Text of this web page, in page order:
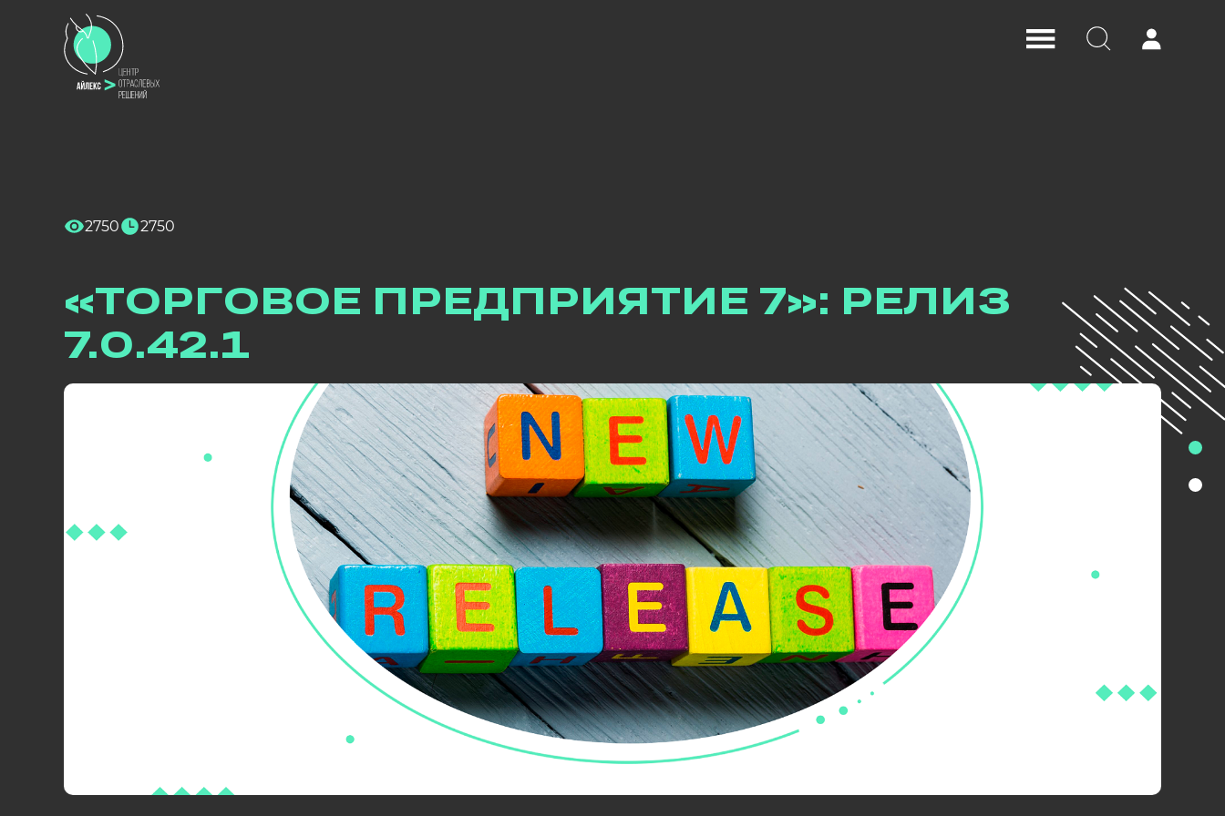
2750 2750
«ТОРГОВОЕ ПРЕДПРИЯТИЕ 7»: РЕЛИЗ
7.0.42.1
Дата выхода релиза
Новая функциональность, действующая пока активна подписка
Интеграция с маркетплейсом «OZON»
Отчет, демонстрирующий прибыльность работы с маркетплейсом как в целом, так и по отдельным товарам.
добавлены новые регистры, в которых учитываются прямые расходы при продаже товаров на OZON (комиссии из отчета
комиссионера), так и косвенные расходы на продажу, указанные в документе «OZON: Сервисные операции». Новый отчет
«Продажи через маркетплейс» позволит оценить доход от продажи конкретного товара, так и оценить общую доходность
торговли на маркетплейсе с учетом всех понесенных косвенных расходов за период.
Отражение сумм услуг ОЗОН в КУДиР, когда согласно учетной политики организации система налогообложения указана как
УСН (доходы минус расходы) (Документ «OZON: Сервисные операции»).На расходы относятся те сервисные операции, которые
согласно статьи расхода могут быть отнесены на расходы по УСН.
Принудительная "перевыгрузка" остатков в ОЗОН.В форме обработки «Работа с товарами ОЗОН» добавлена возможность
отмечать номенклатуру, остатки которой необходимо принудительно перевыгрузить в ОЗОН.
Для документа «OZON: Сервисные операции» добавлена печатная форма.
Актуализирован формат передачи номера МЧД при формировании титула покупателя при принятии входящих документов.